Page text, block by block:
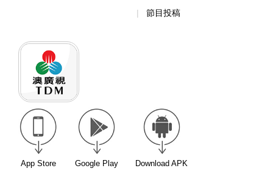
節目投稿
App Store Google Play Download APK